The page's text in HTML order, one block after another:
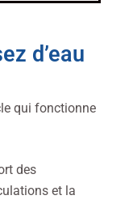
d’eau
qui fonctionne
des
et la